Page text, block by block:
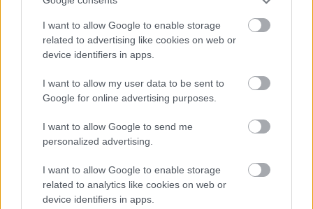
I want to allow Google to enable storage
related to advertising like cookies on web or
device identifiers in apps.
I want to allow my user data to be sent to
Google for online advertising purposes.
I want to allow Google to send me
personalized advertising.
I want to allow Google to enable storage
related to analytics like cookies on web or
device identifiers in apps.
Júliusban mindössze 1,2 százalékkal emelkedtek éves
összevetésben a fogyasztói árak, miközben az élelmiszerek ára
már csökkent.